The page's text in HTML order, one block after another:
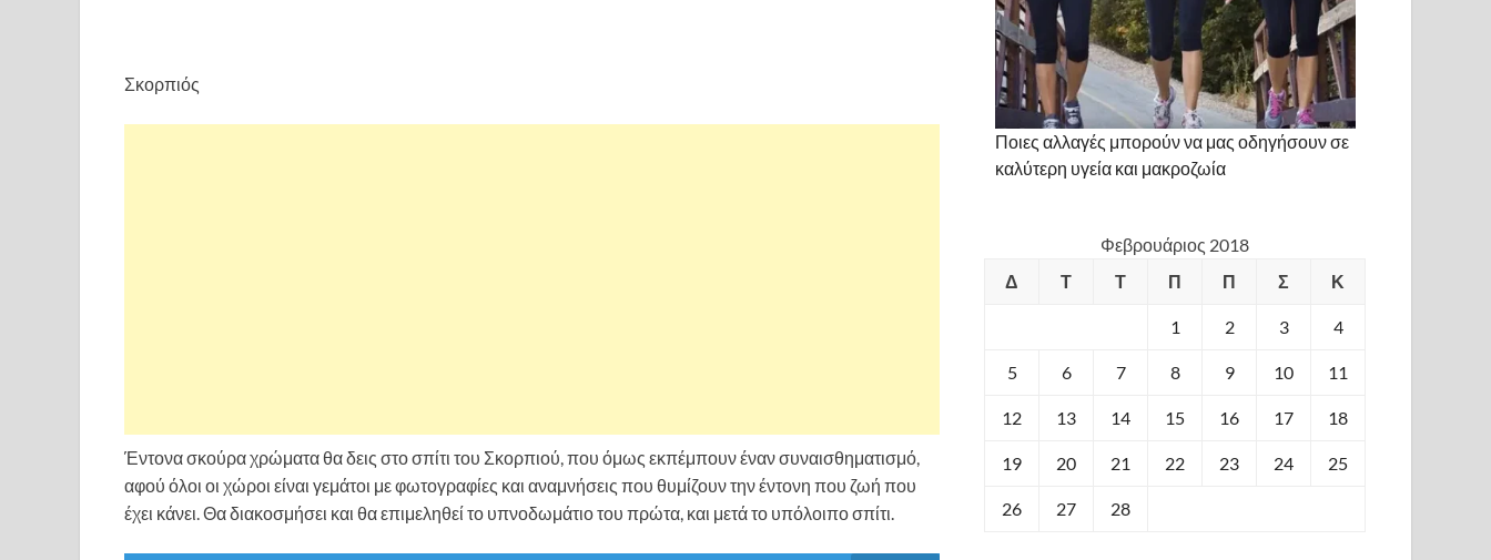
Σκορπιός
Έντονα σκούρα χρώματα θα δεις στο σπίτι του Σκορπιού, που όμως εκπέμπουν έναν συναισθηματισμό,
αφού όλοι οι χώροι είναι γεμάτοι με φωτογραφίες και αναμνήσεις που θυμίζουν την έντονη που ζωή που
έχει κάνει. Θα διακοσμήσει και θα επιμεληθεί το υπνοδωμάτιο του πρώτα, και μετά το υπόλοιπο σπίτι.
Ποιες αλλαγές μπορούν να μας οδηγήσουν σε
καλύτερη υγεία και μακροζωία
Φεβρουάριος 2018
Δ
Τ Τ Π Π Σ Κ
1 2 3 4
5 6 7 8 9 10 11
12 13 14 15 16 17 18
19 20 21 22 23 24 25
26 27 28